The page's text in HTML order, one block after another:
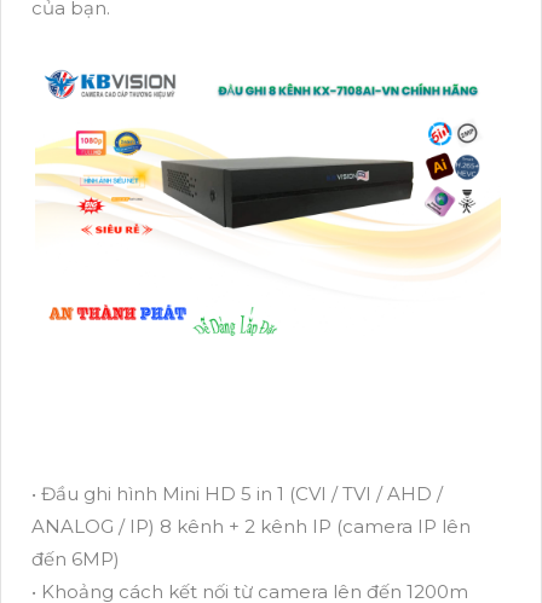
của bạn.
• Đầu ghi hình Mini HD 5 in 1 (CVI / TVI / AHD /
ANALOG / IP) 8 kênh + 2 kênh IP (camera IP lên
đến 6MP)
• Khoảng cách kết nối từ camera lên đến 1200m